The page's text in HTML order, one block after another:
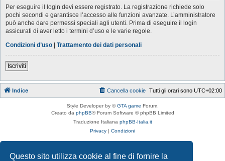
Questo sito utilizza cookie al fine di fornire la
Per eseguire il login devi essere registrato. La registrazione richiede solo
pochi secondi e garantisce l’accesso alle funzioni avanzate. L’amministratore
può anche dare permessi speciali agli utenti. Prima di eseguire il login
assicurati di aver letto i termini d’uso e le varie regole.
Condizioni d’uso | Trattamento dei dati personali
Iscriviti
Indice Tutti gli orari sono UTC+02:00
Cancella cookie
Style Developer by ©GTA game Forum.
Creato da phpBB® Forum Software © phpBB Limited
Traduzione Italiana phpBB-Italia.it
Privacy | Condizioni